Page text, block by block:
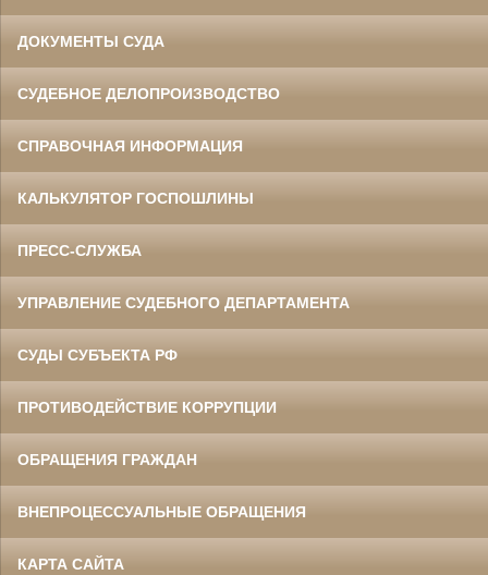
ДОКУМЕНТЫ СУДА
СУДЕБНОЕ ДЕЛОПРОИЗВОДСТВО
СПРАВОЧНАЯ ИНФОРМАЦИЯ
КАЛЬКУЛЯТОР ГОСПОШЛИНЫ
ПРЕСС-СЛУЖБА
УПРАВЛЕНИЕ СУДЕБНОГО ДЕПАРТАМЕНТА
СУДЫ СУБЪЕКТА РФ
ПРОТИВОДЕЙСТВИЕ КОРРУПЦИИ
ОБРАЩЕНИЯ ГРАЖДАН
ВНЕПРОЦЕССУАЛЬНЫЕ ОБРАЩЕНИЯ
КАРТА САЙТА